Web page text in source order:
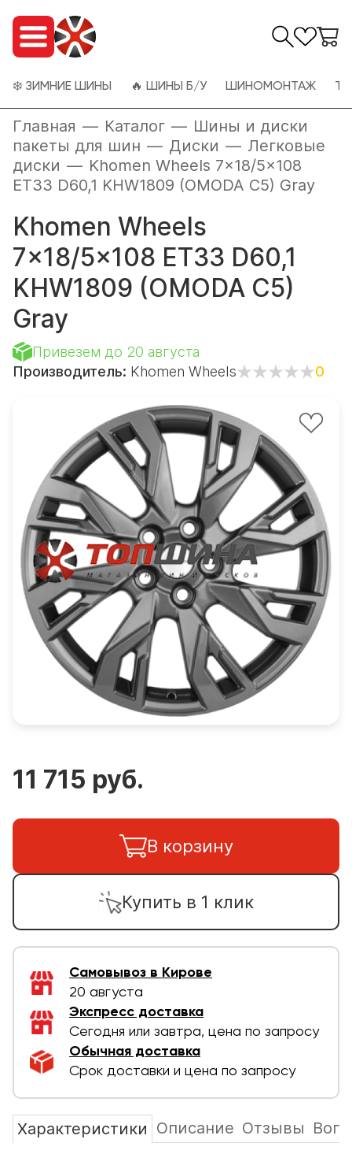
❄️ ЗИМНИЕ ШИНЫ 🔥 ШИНЫ Б/У ШИНОМОНТАЖ
Главная — Каталог — Шины и диски
пакеты для шин — Диски — Легковые
диски — Khomen Wheels 7x18/5x108
ET33 D60,1 KHW1809 (OMODA C5) Gray
Khomen Wheels
7x18/5x108 ET33 D60,1
KHW1809 (OMODA C5)
Gray
Привезем до 20 августа
Производитель: Khomen Wheels 0
11 715 руб.
В корзину
Купить в 1 клик
Самовывоз в Кирове
20 августа
Экспресс доставка
Сегодня или завтра, цена по запросу
Обычная доставка
Срок доставки и цена по запросу
Характеристики Описание Отзывы